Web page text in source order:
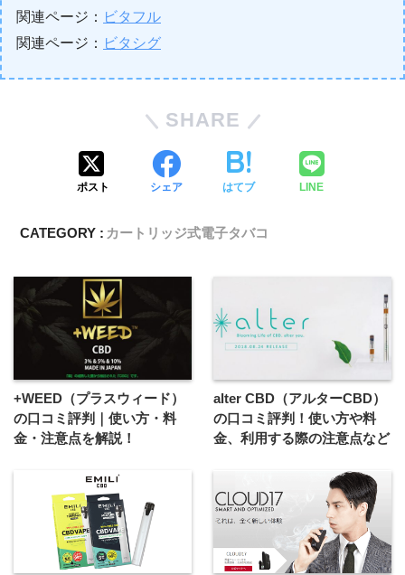
関連ページ： ビタフル
関連ページ： ビタシグ
SHARE
ポスト シェア はてブ LINE
CATEGORY : カートリッジ式電子タバコ
+WEED（プラスウィード）
の口コミ評判｜使い方・料
金・注意点を解説！
alter CBD（アルターCBD）
の口コミ評判！使い方や料
金、利用する際の注意点など